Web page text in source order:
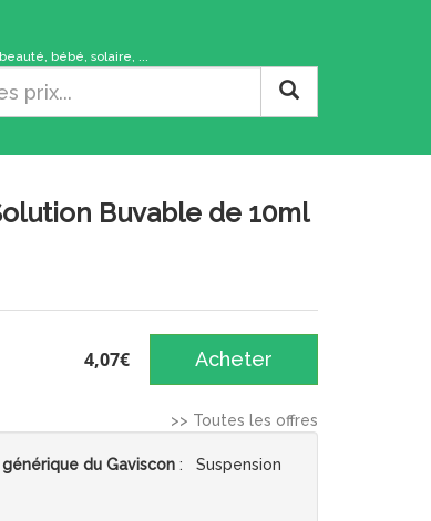
bébé, solaire, ...
Buvable de 10ml
4,07€ Acheter
>> Toutes les offres
du Gaviscon : Suspension